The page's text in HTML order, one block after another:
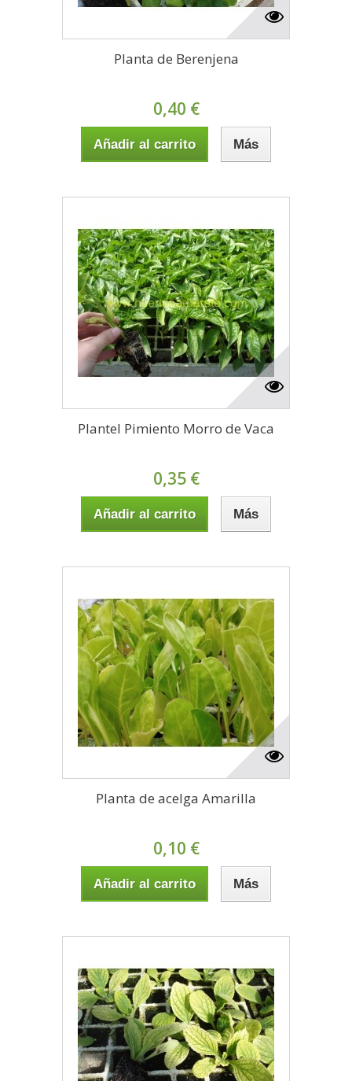
Planta de Berenjena
0,40 €
Añadir al carrito Más
Plantel Pimiento Morro de Vaca
0,35 €
Añadir al carrito Más
Planta de acelga Amarilla
0,10 €
Añadir al carrito Más